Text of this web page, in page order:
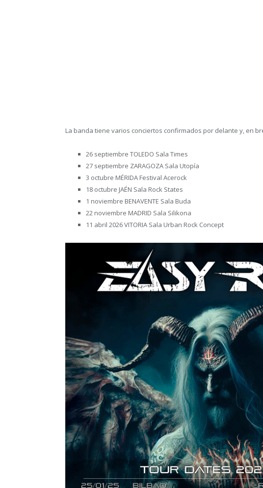
La banda tiene varios conciertos confirmados por delante y, en
26 septiembre TOLEDO Sala Times
27 septiembre ZARAGOZA Sala Utopía
3 octubre MÉRIDA Festival Acerock
18 octubre JAÉN Sala Rock States
1 noviembre BENAVENTE Sala Buda
22 noviembre MADRID Sala Silikona
11 abril 2026 VITORIA Sala Urban Rock Concept